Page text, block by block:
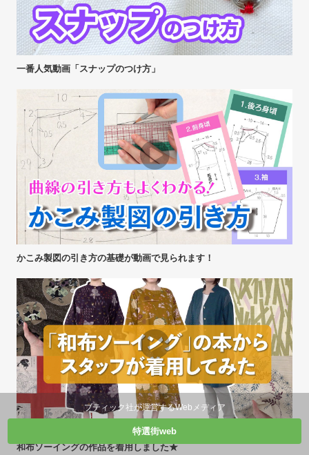
一番人気動画「スナップのつけ方」
かこみ製図の引き方の基礎が動画で見られます！
和布ソーイングの作品を着用しました★
ブティック社が運営するWebメディア
特選街web